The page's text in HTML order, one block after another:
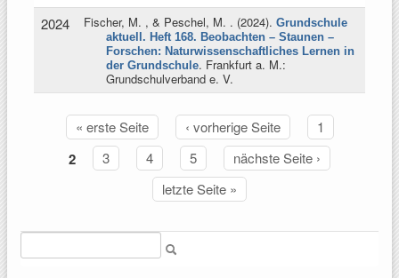
2024 Fischer, M. , & Peschel, M. . (2024). Grundschule
aktuell. Heft 168. Beobachten – Staunen –
Forschen: Naturwissenschaftliches Lernen in
der Grundschule. Frankfurt a. M.:
Grundschulverband e. V.
Seiten« erste Seite ‹ vorherige Seite 1
2 3 4 5
nächste Seite ›
letzte Seite »